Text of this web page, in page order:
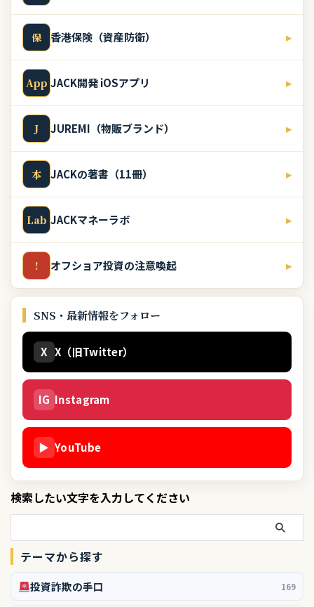
保 香港保険（資産防衛） ▸
App JACK開発 iOSアプリ ▸
J JUREMI（物販ブランド） ▸
本 JACKの著書（11冊） ▸
Lab JACKマネーラボ ▸
! オフショア投資の注意喚起 ▸
SNS・最新情報をフォロー
X X（旧Twitter）
IG Instagram
▶ YouTube
検索したい文字を入力してください
テーマから探す
投資詐欺の手口 169